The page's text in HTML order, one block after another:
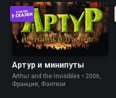
Артур и минипуты
Arthur and the Invisibles • 2006,
Франция, Фэнтези